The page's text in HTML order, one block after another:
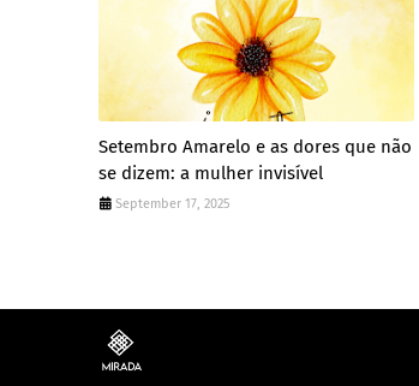
Setembro Amarelo e as dores que não
se dizem: a mulher invisível
September 17, 2025